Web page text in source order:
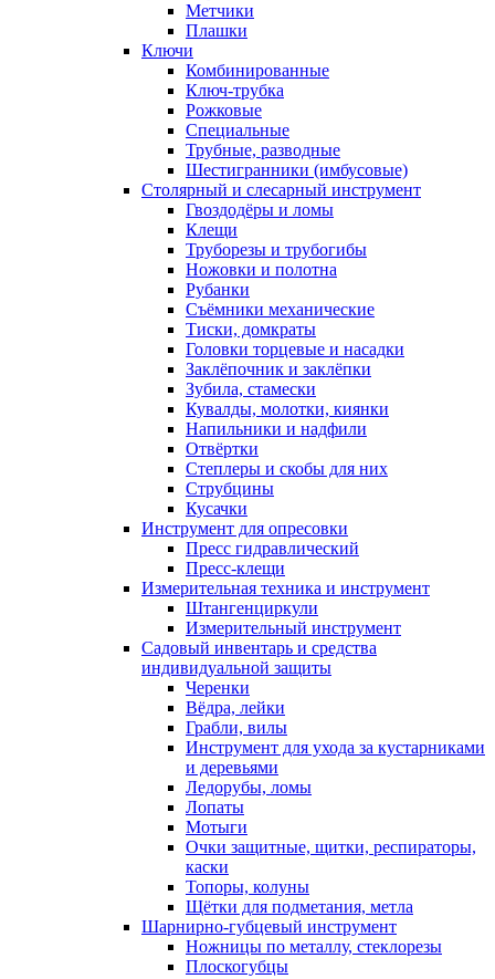
Метчики
Плашки
Ключи
Комбинированные
Ключ-трубка
Рожковые
Специальные
Трубные, разводные
Шестигранники (имбусовые)
Столярный и слесарный инструмент
Гвоздодёры и ломы
Клещи
Труборезы и трубогибы
Ножовки и полотна
Рубанки
Съёмники механические
Тиски, домкраты
Головки торцевые и насадки
Заклёпочник и заклёпки
Зубила, стамески
Кувалды, молотки, киянки
Напильники и надфили
Отвёртки
Степлеры и скобы для них
Струбцины
Кусачки
Инструмент для опресовки
Пресс гидравлический
Пресс-клещи
Измерительная техника и инструмент
Штангенциркули
Измерительный инструмент
Садовый инвентарь и средства
индивидуальной защиты
Черенки
Вёдра, лейки
Грабли, вилы
Инструмент для ухода за кустарниками
и деревьями
Ледорубы, ломы
Лопаты
Мотыги
Очки защитные, щитки, респираторы,
каски
Топоры, колуны
Щётки для подметания, метла
Шарнирно-губцевый инструмент
Ножницы по металлу, стеклорезы
Плоскогубцы